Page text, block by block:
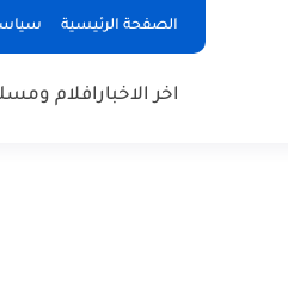
الصفحة الرئيسية
اخر الاخبارافلام